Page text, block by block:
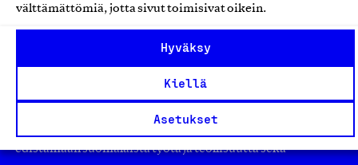
välttämättömiä, jotta sivut toimisivat oikein.
Hyväksy
Kiellä
Asetukset
Jäseninämme on koko suomalaisen yhteiskunnan kirjo
pienistä pajoista ja yhteisöistä kansainvälisiin
suuryrityksiin. Meidät on perustettu yli 100 vuotta sitten
edistämään suomalaista työtä ja teollisuutta sekä